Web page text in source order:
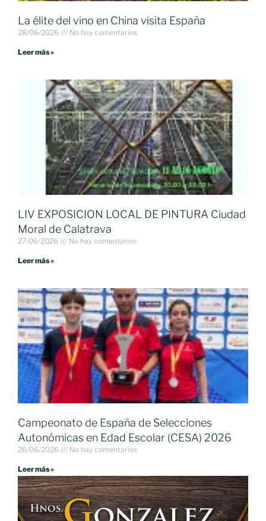
La élite del vino en China visita España
28/06/2026 No hay comentarios
Leer más »
LIV EXPOSICION LOCAL DE PINTURA Ciudad
Moral de Calatrava
27/06/2026 No hay comentarios
Leer más »
Campeonato de España de Selecciones
Autonómicas en Edad Escolar (CESA) 2026
26/06/2026 No hay comentarios
Leer más »